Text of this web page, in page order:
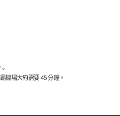
機場大約需要 45 分鐘。